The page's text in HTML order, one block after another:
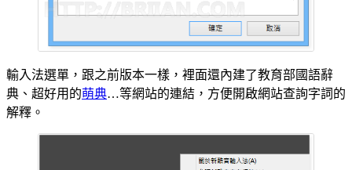
輸入法選單，跟之前版本一樣，裡面還內建了教育部國語辭
典、超好用的萌典…等網站的連結，方便開啟網站查詢字詞的
解釋。